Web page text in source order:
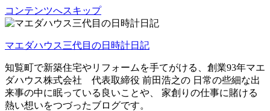
コンテンツへスキップ
マエダハウス三代目の日時計日記
知覧町で新築住宅やリフォームを手てがける、創業93年マエ
ダハウス株式会社 代表取締役 前田浩之の 日常の些細な出
来事の中に眠っている良いことや、 家創りの仕事に賭ける
熱い想いをつづったブログです。